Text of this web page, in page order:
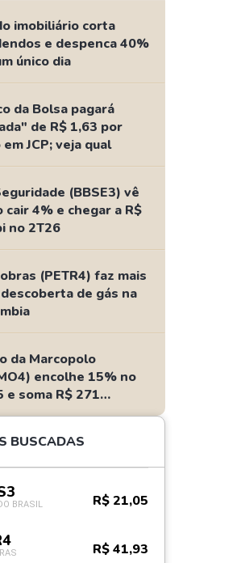
Mais Buscadas
Iniciante
imobiliário corta
e despenca 40%
único dia
da Bolsa pagará
de R$ 1,63 por
em JCP; veja qual
(BBSE3) vê
cair 4% e chegar a R$
no 2T26
(PETR4) faz mais
de gás na
da Marcopolo
encolhe 15% no
e soma R$ 271
BUSCADAS
BRASIL R$ 21,05
R$ 41,93